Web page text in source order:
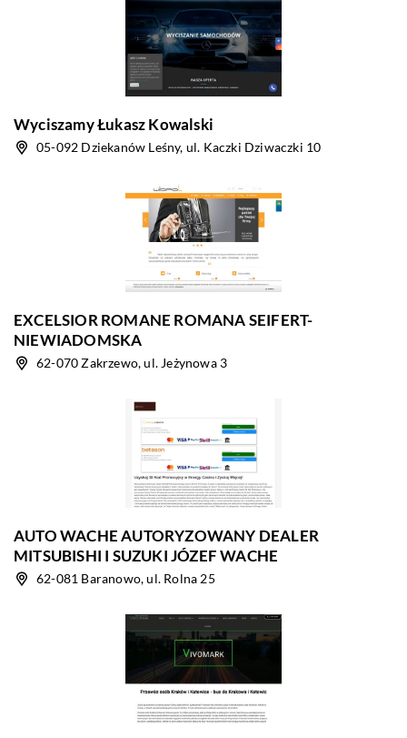
Wyciszamy Łukasz Kowalski
05-092 Dziekanów Leśny, ul. Kaczki Dziwaczki 10
EXCELSIOR ROMANE ROMANA SEIFERT-
NIEWIADOMSKA
62-070 Zakrzewo, ul. Jeżynowa 3
AUTO WACHE AUTORYZOWANY DEALER
MITSUBISHI I SUZUKI JÓZEF WACHE
62-081 Baranowo, ul. Rolna 25